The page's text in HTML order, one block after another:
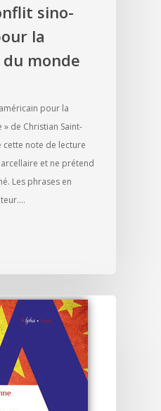
sino-
la
monde
pour la
de Christian Saint-
cette note de lecture
et ne prétend
Les phrases en